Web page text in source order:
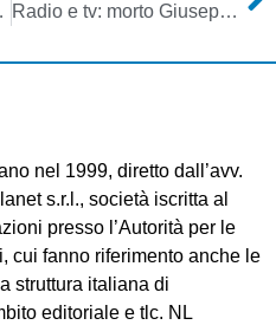
di contenuti Radio e tv: morto Giuseppe Napoli, deus ex machina dell’Aldena
nel 1999, diretto dall’avv.
s.r.l., società iscritta al
presso l’Autorità per le
cui fanno riferimento anche le
struttura italiana di
editoriale e tlc. NL